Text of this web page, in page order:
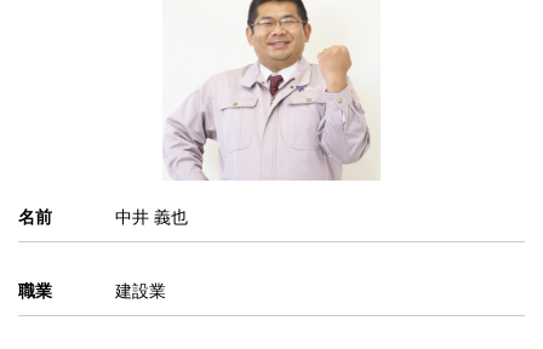
名前 中井 義也
職業 建設業